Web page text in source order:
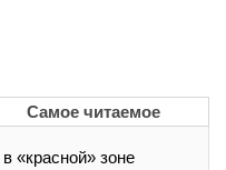
Самое читаемое
«красной» зоне